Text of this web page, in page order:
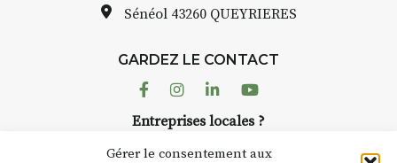
Gérer le consentement aux
Sénéol 43260 QUEYRIERES
GARDEZ LE CONTACT
FacebookInstagram
LinkedinYoutube
Entreprises locales ?